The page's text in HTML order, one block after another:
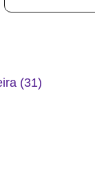
(31)